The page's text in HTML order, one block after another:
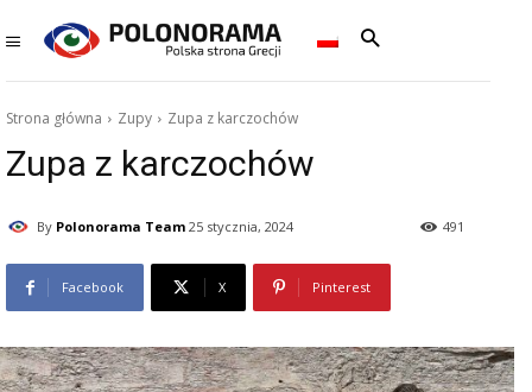
Strona główna Zupy Zupa z karczochów
Zupa z karczochów
By Polonorama Team 25 stycznia, 2024 491
Facebook X Pinterest